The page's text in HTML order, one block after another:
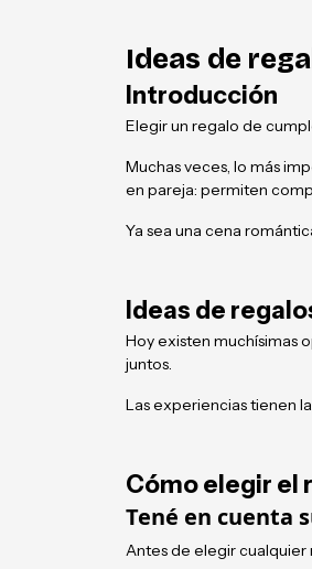
Ideas de
Introducción
Elegir un regalo de
Muchas veces, lo más
en pareja: permiten
Ya sea una cena
Ideas de
Hoy existen muchísimas
juntos.
Las experiencias tienen
Cómo elegir el
Tené en cuenta
Antes de elegir cualquier